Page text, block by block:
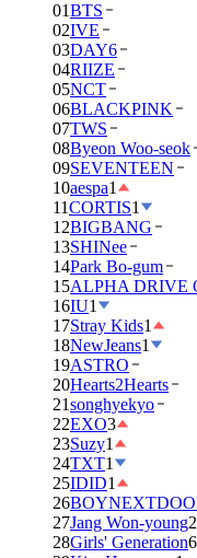
01BTS
02IVE
03DAY6
04RIIZE
05NCT
06BLACKPINK
07TWS
08Byeon Woo-seok
09SEVENTEEN
10aespa1
11CORTIS1
12BIGBANG
13SHINee
14Park Bo-gum
15ALPHA DRIVE
16IU1
17Stray Kids1
18NewJeans1
19ASTRO
20Hearts2Hearts
21songhyekyo
22EXO3
23Suzy1
24TXT1
25IDID1
26
27Jang Won-young2
28Girls' Generation6